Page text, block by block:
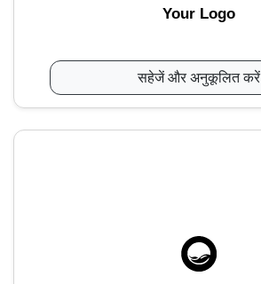
Your Logo
सहेजें और अनुकूलित करें